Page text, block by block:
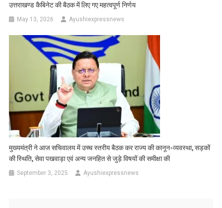
उत्तराखण्ड कैबिनेट की बैठक में लिए गए महत्वपूर्ण निर्णय
May 13, 2026 Ayushiexpressnews
मुख्यमंत्री ने आज सचिवालय में उच्च स्तरीय बैठक कर राज्य की कानून-व्यवस्था, सड़कों
की स्थिति, सेवा पखवाड़ा एवं अन्य जनहित से जुड़े विषयों की समीक्षा की
September 3, 2025 Ayushiexpressnews